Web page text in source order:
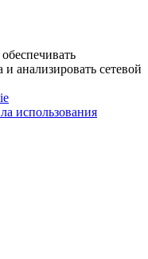
анализировать сетевой
использования